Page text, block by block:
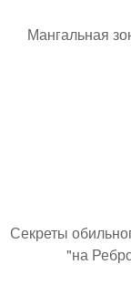
Мангальная
Секреты
"на